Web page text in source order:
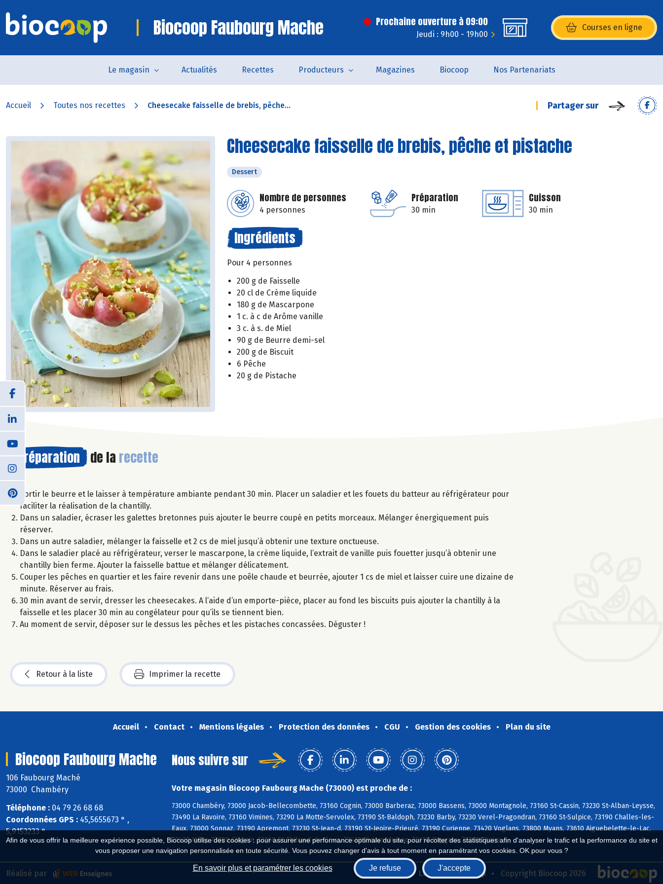
Afin de vous offrir la meilleure expérience possible, Biocoop utilise des cookies : pour assurer une performance optimale du site, pour récolter des statistiques afin d'analyser le trafic et la performance du site et
vous proposer une navigation personnalisée en toute sécurité. Vous pouvez changer d'avis à tout moment en paramétrant vos cookies. OK pour vous ?
En savoir plus et paramétrer les cookies Je refuse J'accepte
Biocoop Faubourg Mache Prochaine ouverture à 09:00
Jeudi : 9h00 - 19h00
Courses en ligne
(s’ouvre dans une nouvelle
Le magasin Actualités Recettes Producteurs Magazines Biocoop Nos Partenariats
Accueil Toutes nos recettes Cheesecake faisselle de brebis, pêche... Partager sur
Cheesecake faisselle de brebis, pêche et pistache
Dessert
Nombre de personnes
4 personnes
Préparation
30 min
Cuisson
30 min
Ingrédients
Pour 4 personnes
200 g de Faisselle
20 cl de Crème liquide
180 g de Mascarpone
1 c. à c de Arôme vanille
3 c. à s. de Miel
90 g de Beurre demi-sel
200 g de Biscuit
6 Pêche
20 g de Pistache
Préparation de la recette
Sortir le beurre et le laisser à température ambiante pendant 30 min. Placer un saladier et les fouets du batteur au réfrigérateur pour
faciliter la réalisation de la chantilly.
Dans un saladier, écraser les galettes bretonnes puis ajouter le beurre coupé en petits morceaux. Mélanger énergiquement puis
réserver.
Dans un autre saladier, mélanger la faisselle et 2 cs de miel jusqu’à obtenir une texture onctueuse.
Dans le saladier placé au réfrigérateur, verser le mascarpone, la crème liquide, l’extrait de vanille puis fouetter jusqu’à obtenir une
chantilly bien ferme. Ajouter la faisselle battue et mélanger délicatement.
Couper les pêches en quartier et les faire revenir dans une poêle chaude et beurrée, ajouter 1 cs de miel et laisser cuire une dizaine de
minute. Réserver au frais.
30 min avant de servir, dresser les cheesecakes. A l’aide d’un emporte-pièce, placer au fond les biscuits puis ajouter la chantilly à la
faisselle et les placer 30 min au congélateur pour qu’ils se tiennent bien.
Au moment de servir, déposer sur le dessus les pêches et les pistaches concassées. Déguster !
Retour à la liste Imprimer la recette
Accueil Contact Mentions légales Protection des données CGU Gestion des cookies Plan du site
Biocoop Faubourg Mache
106 Faubourg Maché
73000 Chambéry
Téléphone : 04 79 26 68 68
Coordonnées GPS : 45,5655673 ° ,
5,9153233 °
Nous suivre sur
Votre magasin Biocoop Faubourg Mache (73000) est proche de :
73000 Chambéry, 73000 Jacob-Bellecombette, 73160 Cognin, 73000 Barberaz, 73000 Bassens, 73000 Montagnole, 73160 St-Cassin, 73230 St-Alban-Leysse,
73490 La Ravoire, 73160 Vimines, 73290 La Motte-Servolex, 73190 St-Baldoph, 73230 Barby, 73230 Verel-Pragondran, 73160 St-Sulpice, 73190 Challes-les-
Eaux, 73000 Sonnaz, 73190 Apremont, 73230 St-Jean-d, 73190 St-Jeoire-Prieuré, 73190 Curienne, 73420 Voglans, 73800 Myans, 73610 Aiguebelette-le-Lac,
73420 Méry, 73800 Chignin, 73160 St-Thibaud-de-Couz, 73420 Viviers-du-Lac, 73190 Puygros, 73230 Thoiry
Biocoop.fr Le réseau Biocoop Copyright Biocoop 2026
Réalisé par